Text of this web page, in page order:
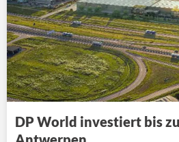
DP World investiert bis